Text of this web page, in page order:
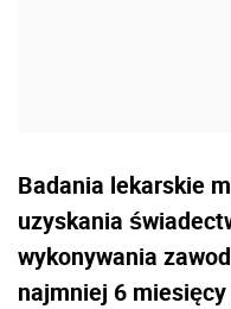
Badania lekarskie
uzyskania
wykonywania
najmniej 6